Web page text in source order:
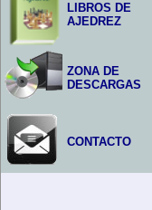
LIBROS DE
AJEDREZ
ZONA DE
DESCARGAS
CONTACTO